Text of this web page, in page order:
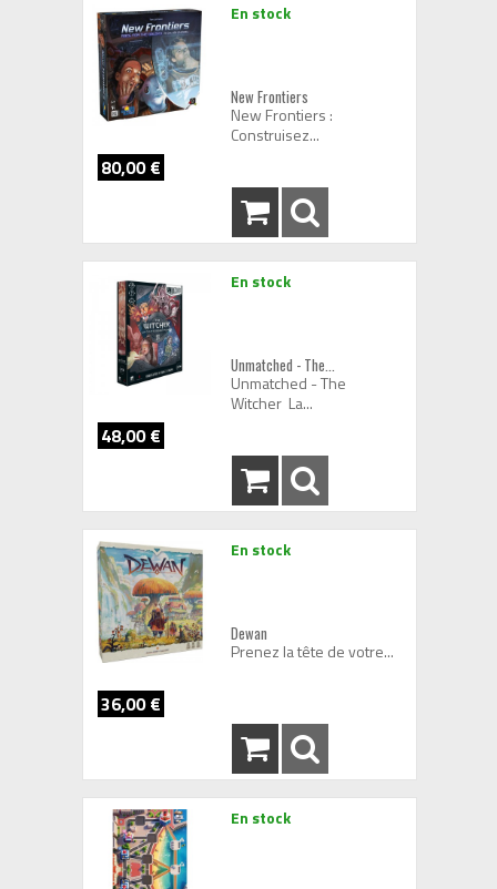
En stock
New Frontiers
New Frontiers :
Construisez...
80,00 €
En stock
Unmatched - The...
Unmatched - The
Witcher La...
48,00 €
En stock
Dewan
Prenez la tête de votre...
36,00 €
En stock